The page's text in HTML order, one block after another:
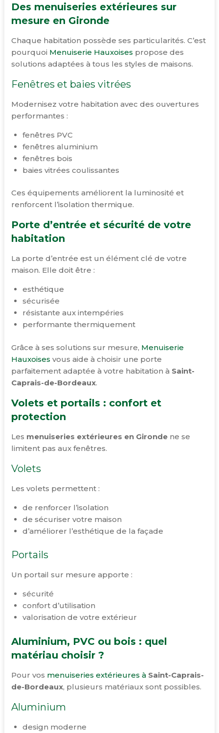
Des menuiseries extérieures sur
mesure en Gironde
Chaque habitation possède ses particularités. C’est
pourquoi Menuiserie Hauxoises propose des
solutions adaptées à tous les styles de maisons.
Fenêtres et baies vitrées
Modernisez votre habitation avec des ouvertures
performantes :
fenêtres PVC
fenêtres aluminium
fenêtres bois
baies vitrées coulissantes
Ces équipements améliorent la luminosité et
renforcent l’isolation thermique.
Porte d’entrée et sécurité de votre
habitation
La porte d’entrée est un élément clé de votre
maison. Elle doit être :
esthétique
sécurisée
résistante aux intempéries
performante thermiquement
Grâce à ses solutions sur mesure, Menuiserie
Hauxoises vous aide à choisir une porte
parfaitement adaptée à votre habitation à Saint-
Caprais-de-Bordeaux.
Volets et portails : confort et
protection
Les menuiseries extérieures en Gironde ne se
limitent pas aux fenêtres.
Volets
Les volets permettent :
de renforcer l’isolation
de sécuriser votre maison
d’améliorer l’esthétique de la façade
Portails
Un portail sur mesure apporte :
sécurité
confort d’utilisation
valorisation de votre extérieur
Aluminium, PVC ou bois : quel
matériau choisir ?
Pour vos menuiseries extérieures à Saint-Caprais-
de-Bordeaux, plusieurs matériaux sont possibles.
Aluminium
design moderne